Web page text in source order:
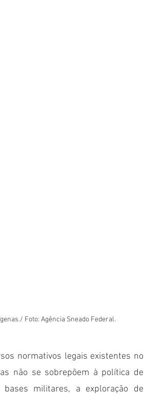
Foto: Agência Sneado Federal.
normativos legais existentes no
não se sobrepõem à política de
militares, a exploração de